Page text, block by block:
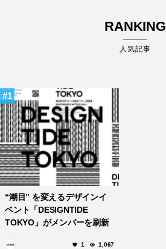
RANKING
人気記事
1
“潮目” を変えるデザインイ
ベント「DESIGNTIDE
TOKYO」がメンバーを刷新
1 1,067